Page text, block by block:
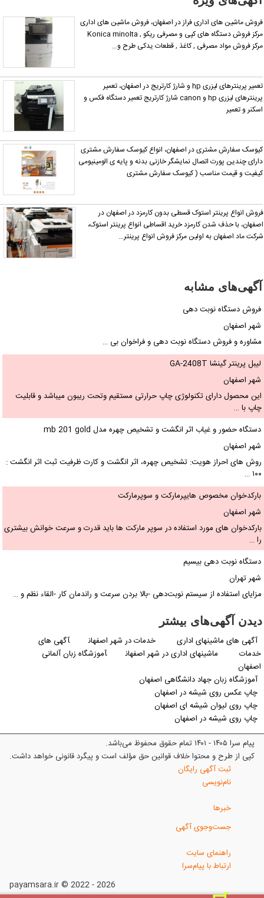
گزارش
دهید.
فروش ماشین های اداری فراز در اصفهان، فروش ماشین های اداری
مرکز فروش دستگاه های کپی و مصرفی ریکو , Konica minolta
مرکز فروش مواد مصرفی , کاغذ , قطعات یدکی طرح و…
تعمیر پرینترهای لیزری hp و شارژ کارتریج در اصفهان، تعمیر
پرینترهای لیزری hp و canon شارژ کارتریج تعمیر دستگاه فکس و
اسکنر و تعمیر
کیوسک سفارش مشتری در اصفهان، انواع کیوسک سفارش مشتری
دارای چندین پورت اتصال نمایشگر خازنی بدنه و پایه ی الومینیومی
کیفیت و قیمت مناسب ( کیوسک سفارش مشتری
انواع پرینتر استوک قسطی بدون کارمزد در اصفهان در
با حذف شدن کارمزد خرید اقساطی انواع پرینتر استوک،
ماد اصفهان به اولین مرکز فروش انواع پرینتر…
آگهی‌های مشابه
فروش دستگاه نوبت دهی
شهر اصفهان
مشاوره و فروش دستگاه نوبت دهی و فراخوان بی …
لیبل پرینتر گینشا GA-2408T
شهر اصفهان
این محصول دارای تکنولوژی چاپ حرارتی مستقیم وتحت ریبون میباشد و قابلیت
چاپ با …
دستگاه حضور و غیاب اثر انگشت و تشخیص چهره مدل mb 201 gold
شهر اصفهان
روش های احراز هویت: تشخیص چهره، اثر انگشت و کارت ظرفیت ثبت اثر انگشت :
۱۰۰ …
بارکدخوان مخصوص هایپرمارکت و سوپرمارکت
شهر اصفهان
بارکدخوان های مورد استفاده در سوپر مارکت ها باید قدرت و سرعت خوانش بیشتری
را …
دستگاه نوبت دهی بیسیم
شهر تهران
مزایای استفاده از سیستم نوبت‌دهی -بالا بردن سرعت و راندمان کار -القاء نظم و …
دیدن آگهی‌های بیشتر
آگهی های ماشینهای اداری
خدمات در شهر اصفهان
آگهی های
خدمات
ماشینهای اداری در شهر اصفهان
آموزشگاه زبان آلمانی
اصفهان
آموزشگاه زبان جهاد دانشگاهی اصفهان
چاپ عکس روی شیشه در اصفهان
چاپ روی لیوان شیشه ای اصفهان
چاپ روی شیشه در اصفهان
پیام سرا ۱۴۰۵ - ۱۴۰۱ تمام حقوق محفوظ می‌باشد.
کپی از طرح و محتوا خلاف قوانین حق مؤلف است و پیگرد قانونی خواهد داشت.
ثبت آگهی رایگان
نام‌نویسی
خبرها
جست‌وجوی آگهی
راهنمای سایت
ارتباط با پیام‌سرا
payamsara.ir © 2022 - 2026